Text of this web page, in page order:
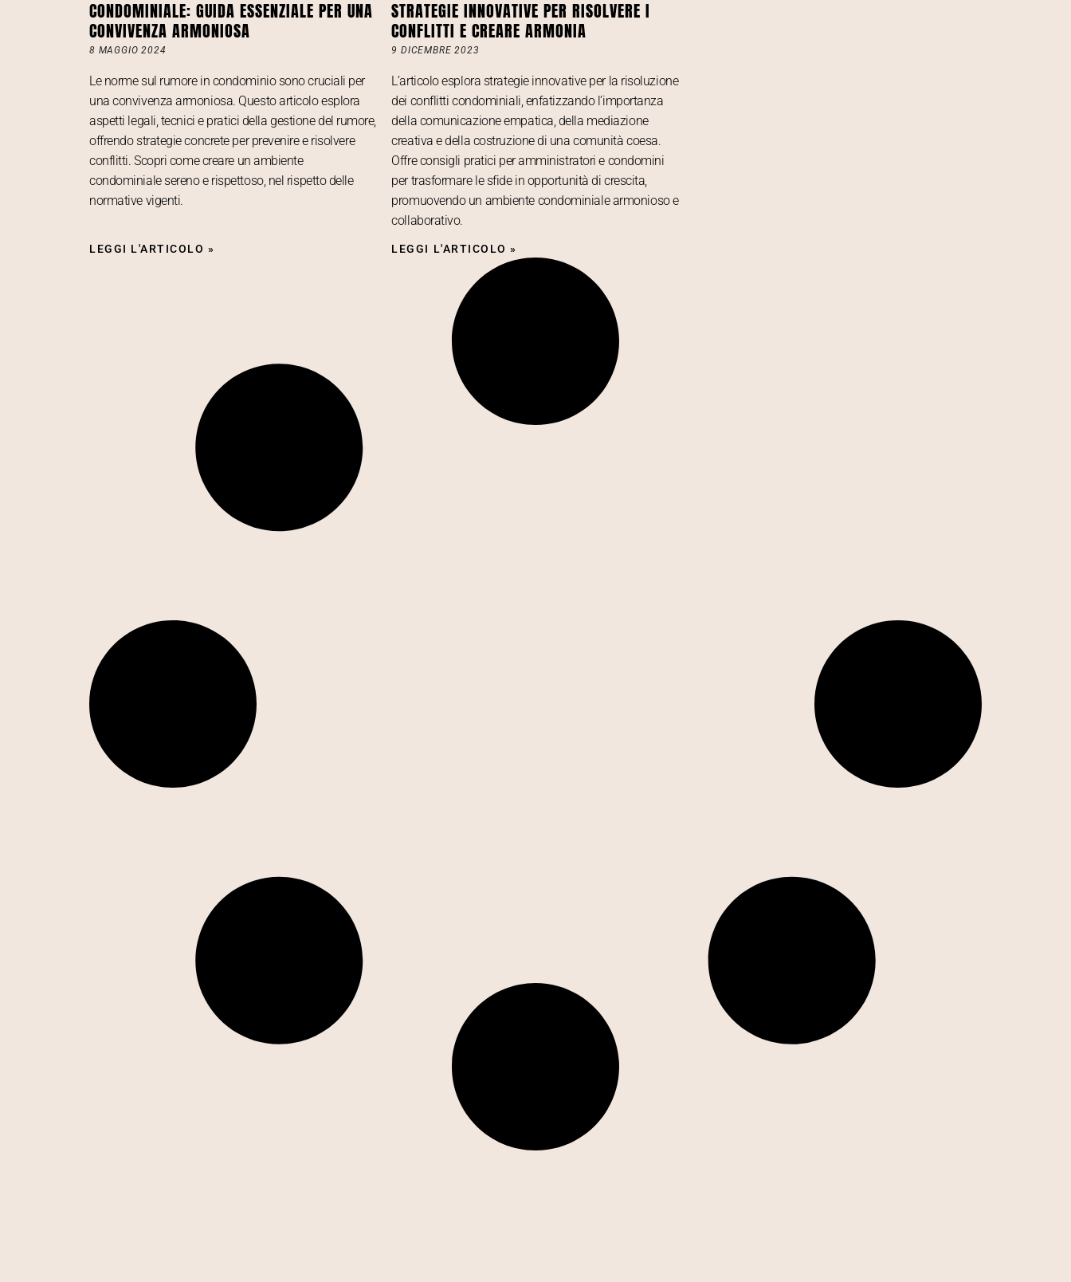
CONDOMINIALE: GUIDA ESSENZIALE PER UNA
CONVIVENZA ARMONIOSA
8 MAGGIO 2024
Le norme sul rumore in condominio sono cruciali per
una convivenza armoniosa. Questo articolo esplora
aspetti legali, tecnici e pratici della gestione del rumore,
offrendo strategie concrete per prevenire e risolvere
conflitti. Scopri come creare un ambiente
condominiale sereno e rispettoso, nel rispetto delle
normative vigenti.
LEGGI L'ARTICOLO »
STRATEGIE INNOVATIVE PER RISOLVERE I
CONFLITTI E CREARE ARMONIA
9 DICEMBRE 2023
L’articolo esplora strategie innovative per la risoluzione
dei conflitti condominiali, enfatizzando l’importanza
della comunicazione empatica, della mediazione
creativa e della costruzione di una comunità coesa.
Offre consigli pratici per amministratori e condomini
per trasformare le sfide in opportunità di crescita,
promuovendo un ambiente condominiale armonioso e
collaborativo.
LEGGI L'ARTICOLO »